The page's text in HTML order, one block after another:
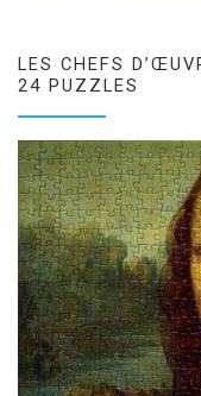
LES CHEFS
24 PUZZLES